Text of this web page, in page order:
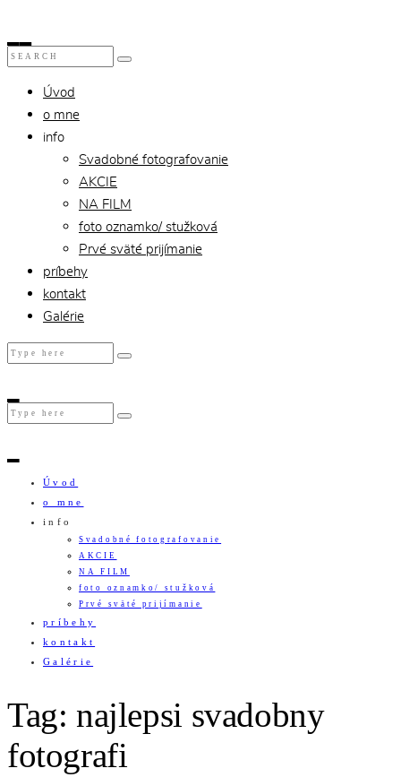
Úvod
o mne
info
Svadobné fotografovanie
AKCIE
NA FILM
foto oznamko/ stužková
Prvé sväté prijímanie
príbehy
kontakt
Galérie
Úvod
o mne
info
Svadobné fotografovanie
AKCIE
NA FILM
foto oznamko/ stužková
Prvé sväté prijímanie
príbehy
kontakt
Galérie
Tag: najlepsi svadobny
fotografi